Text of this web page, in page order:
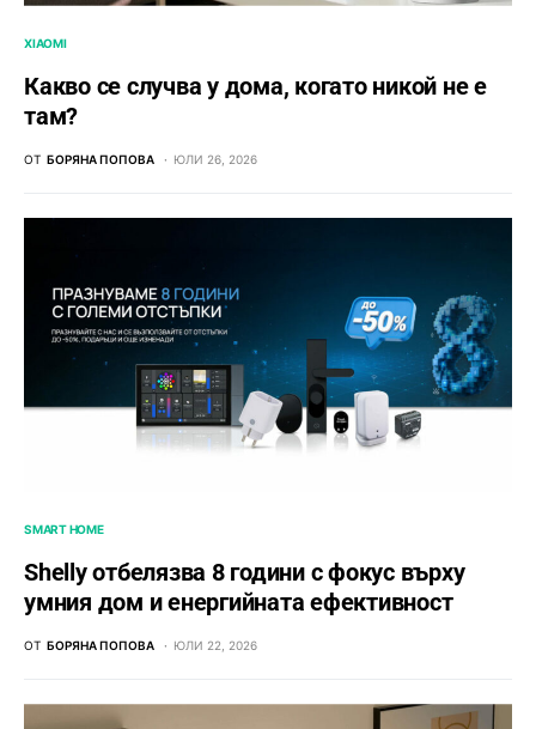
XIAOMI
Какво се случва у дома, когато никой не е
там?
ОТ БОРЯНА ПОПОВА ЮЛИ 26, 2026
SMART HOME
Shelly отбелязва 8 години с фокус върху
умния дом и енергийната ефективност
ОТ БОРЯНА ПОПОВА ЮЛИ 22, 2026